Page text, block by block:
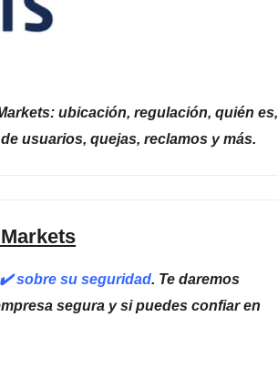
ubicación, regulación, quién es,
usuarios, quejas, reclamos y más.
sobre su seguridad. Te daremos
segura y si puedes confiar en